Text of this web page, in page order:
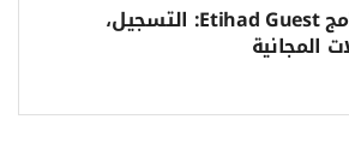
كل شيء عن برنامج Etihad Guest: التسجيل،
المجانية